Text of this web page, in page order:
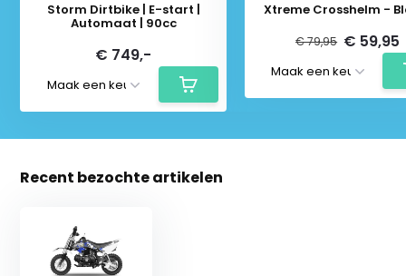
Storm Dirtbike | E-start |
Automaat | 90cc
€ 749,-
Xtreme Crosshelm -
€ 79,95 € 59,95
Recent bezochte artikelen